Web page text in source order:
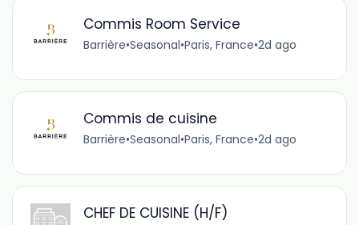
Commis Room Service
Barrière•Seasonal•Paris, France•2d ago
Commis de cuisine
Barrière•Seasonal•Paris, France•2d ago
CHEF DE CUISINE (H/F)